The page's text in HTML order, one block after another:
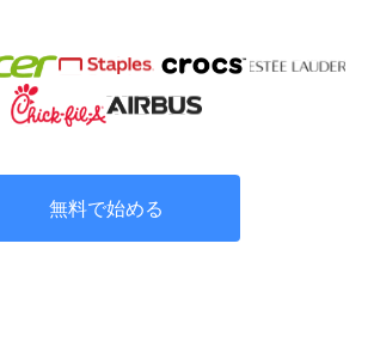
無料で始める